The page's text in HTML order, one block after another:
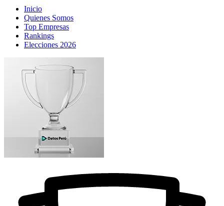
Inicio
Quienes Somos
Top Empresas
Rankings
Elecciones 2026